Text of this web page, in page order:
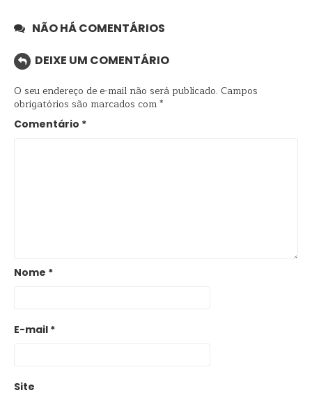
NÃO HÁ COMENTÁRIOS
DEIXE UM COMENTÁRIO
O seu endereço de e-mail não será publicado. Campos
obrigatórios são marcados com*
Comentário *
Nome *
E-mail *
Site